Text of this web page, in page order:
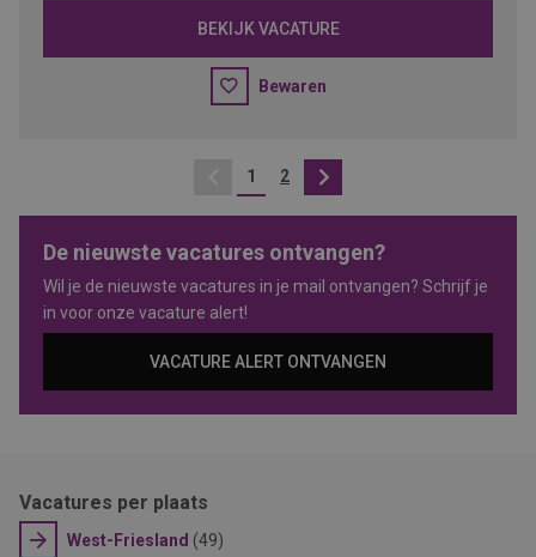
BEKIJK VACATURE
Bewaren
Vorige
1 2
De nieuwste vacatures ontvangen?
Wil je de nieuwste vacatures in je mail ontvangen? Schrijf je
in voor onze vacature alert!
VACATURE ALERT ONTVANGEN
Vacatures per plaats
West-Friesland (49)